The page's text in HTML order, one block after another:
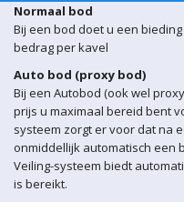
Normaal bod
Bij een bod doet u een
bedrag per kavel
Auto bod (proxy bod)
Bij een Autobod (ook wel
prijs u maximaal bereid bent
systeem zorgt er voor dat na
onmiddellijk automatisch een
Veiling-systeem biedt
is bereikt.